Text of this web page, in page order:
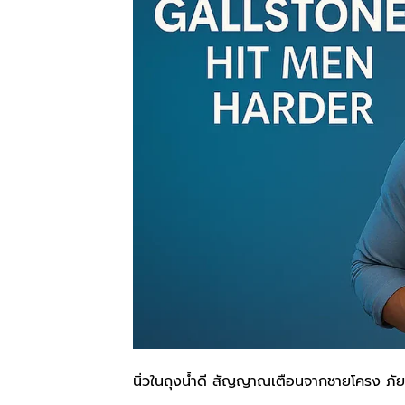
นิ่วในถุงน้ำดี สัญญาณเตือนจากชายโครง ภั